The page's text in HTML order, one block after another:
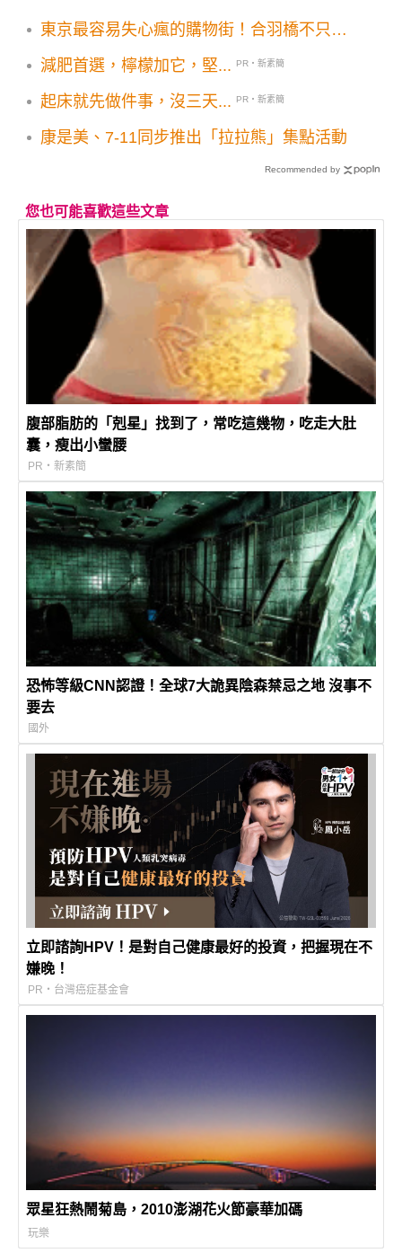
東京最容易失心瘋的購物街！合羽橋不只賣
減肥首選，檸檬加它，堅...
PR・新素簡
起床就先做件事，沒三天... PR・新素簡
康是美、7-11同步推出「拉拉熊」集點活動
Recommended by
您也可能喜歡這些文章
腹部脂肪的「剋星」找到了，常吃這幾物，吃走大肚
囊，瘦出小蠻腰
PR・新素簡
恐怖等級CNN認證！全球7大詭異陰森禁忌之地 沒事不
要去
國外
立即諮詢HPV！是對自己健康最好的投資，把握現在不
嫌晚！
PR・台灣癌症基金會
眾星狂熱鬧菊島，2010澎湖花火節豪華加碼
玩樂